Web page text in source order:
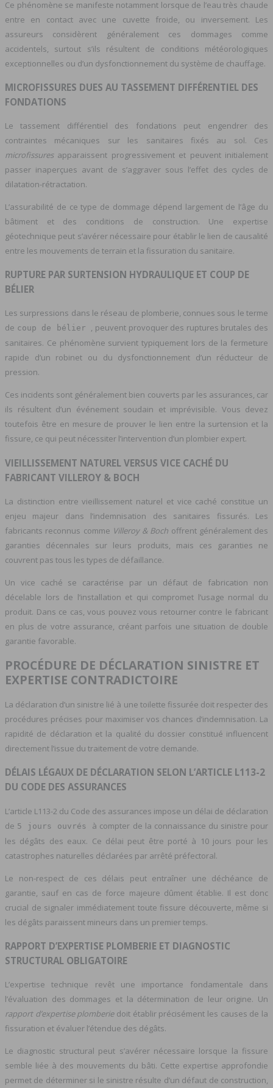
Ce phénomène se manifeste notamment lorsque de l’eau très chaude
entre en contact avec une cuvette froide, ou inversement. Les
assureurs considèrent généralement ces dommages comme
accidentels, surtout s’ils résultent de conditions météorologiques
exceptionnelles ou d’un dysfonctionnement du système de chauffage.
MICROFISSURES DUES AU TASSEMENT DIFFÉRENTIEL DES
FONDATIONS
Le tassement différentiel des fondations peut engendrer des
contraintes mécaniques sur les sanitaires fixés au sol. Ces
microfissures apparaissent progressivement et peuvent initialement
passer inaperçues avant de s’aggraver sous l’effet des cycles de
dilatation-rétractation.
L’assurabilité de ce type de dommage dépend largement de l’âge du
bâtiment et des conditions de construction. Une expertise
géotechnique peut s’avérer nécessaire pour établir le lien de causalité
entre les mouvements de terrain et la fissuration du sanitaire.
RUPTURE PAR SURTENSION HYDRAULIQUE ET COUP DE
BÉLIER
Les surpressions dans le réseau de plomberie, connues sous le terme
de coup de bélier , peuvent provoquer des ruptures brutales des
sanitaires. Ce phénomène survient typiquement lors de la fermeture
rapide d’un robinet ou du dysfonctionnement d’un réducteur de
pression.
Ces incidents sont généralement bien couverts par les assurances, car
ils résultent d’un événement soudain et imprévisible. Vous devez
toutefois être en mesure de prouver le lien entre la surtension et la
fissure, ce qui peut nécessiter l’intervention d’un plombier expert.
VIEILLISSEMENT NATUREL VERSUS VICE CACHÉ DU
FABRICANT VILLEROY & BOCH
La distinction entre vieillissement naturel et vice caché constitue un
enjeu majeur dans l’indemnisation des sanitaires fissurés. Les
fabricants reconnus comme Villeroy & Boch offrent généralement des
garanties décennales sur leurs produits, mais ces garanties ne
couvrent pas tous les types de défaillance.
Un vice caché se caractérise par un défaut de fabrication non
décelable lors de l’installation et qui compromet l’usage normal du
produit. Dans ce cas, vous pouvez vous retourner contre le fabricant
en plus de votre assurance, créant parfois une situation de double
garantie favorable.
PROCÉDURE DE DÉCLARATION SINISTRE ET
EXPERTISE CONTRADICTOIRE
La déclaration d’un sinistre lié à une toilette fissurée doit respecter des
procédures précises pour maximiser vos chances d’indemnisation. La
rapidité de déclaration et la qualité du dossier constitué influencent
directement l’issue du traitement de votre demande.
DÉLAIS LÉGAUX DE DÉCLARATION SELON L’ARTICLE L113-2
DU CODE DES ASSURANCES
L’article L113-2 du Code des assurances impose un délai de déclaration
de 5 jours ouvrés à compter de la connaissance du sinistre pour
les dégâts des eaux. Ce délai peut être porté à 10 jours pour les
catastrophes naturelles déclarées par arrêté préfectoral.
Le non-respect de ces délais peut entraîner une déchéance de
garantie, sauf en cas de force majeure dûment établie. Il est donc
crucial de signaler immédiatement toute fissure découverte, même si
les dégâts paraissent mineurs dans un premier temps.
RAPPORT D’EXPERTISE PLOMBERIE ET DIAGNOSTIC
STRUCTURAL OBLIGATOIRE
L’expertise technique revêt une importance fondamentale dans
l’évaluation des dommages et la détermination de leur origine. Un
rapport d’expertise plomberie doit établir précisément les causes de la
fissuration et évaluer l’étendue des dégâts.
Le diagnostic structural peut s’avérer nécessaire lorsque la fissure
semble liée à des mouvements du bâti. Cette expertise approfondie
permet de déterminer si le sinistre résulte d’un défaut de construction,